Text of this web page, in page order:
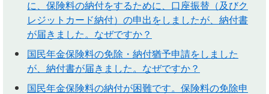
に、保険料の納付をするために、口座振替（及びク
レジットカード納付）の申出をしましたが、納付書
が届きました。なぜですか？
国民年金保険料の免除・納付猶予申請をしました
が、納付書が届きました。なぜですか？
国民年金保険料の納付が困難です。保険料の免除申